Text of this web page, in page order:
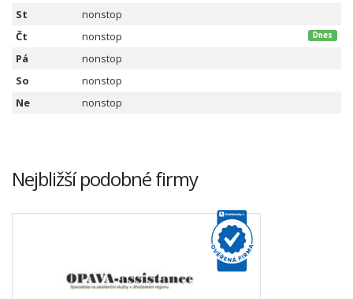
St
nonstop
Čt
nonstop Dnes
Pá
nonstop
So
nonstop
Ne
nonstop
Nejbližší podobné firmy